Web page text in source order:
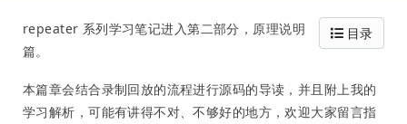
目录
repeater 系列学习笔记进入第二部分，原理说明
篇。
本篇章会结合录制回放的流程进行源码的导读，并且附上我的
学习解析，可能有讲得不对、不够好的地方，欢迎大家留言指